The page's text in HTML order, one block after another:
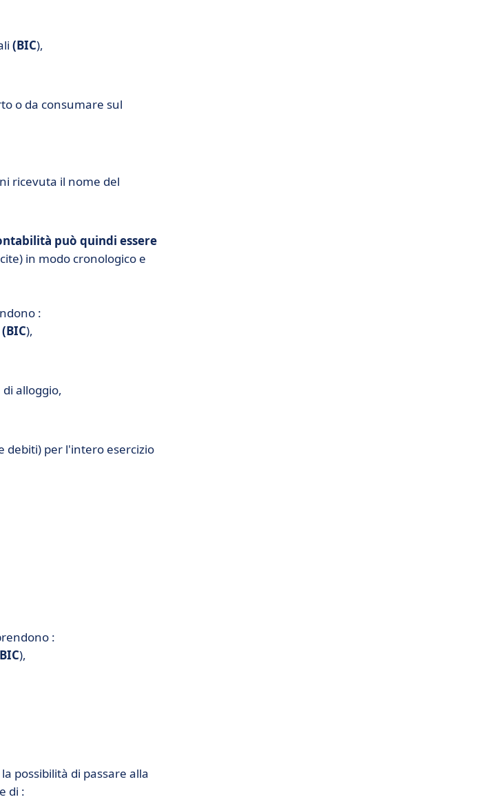
(BIC),
o da consumare sul
ricevuta il nome del
può quindi essere
in modo cronologico e
:
(BIC),
alloggio,
debiti) per l'intero esercizio
:
),
possibilità di passare alla
di :